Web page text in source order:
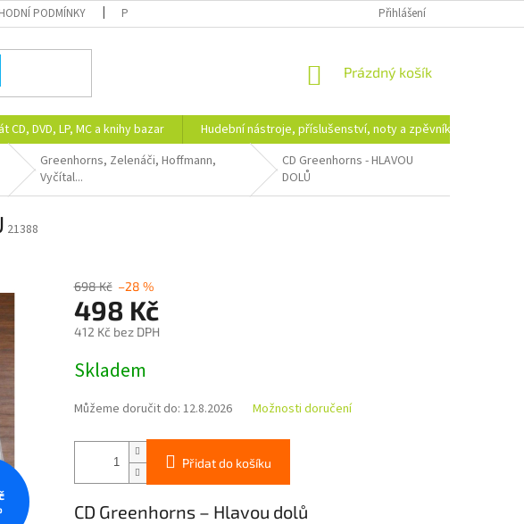
PODMÍNKY PODMÍNKY OCHRANY OSOBNÍCH ÚDAJŮ DOPRAVA A PLATBA
Přihlášení
NÁKUPNÍ
Prázdný košík
DVD, LP, MC a knihy bazar Hudební nástroje, příslušenství, noty a zpěvníky
Greenhorns, Zelenáči, Hoffmann,
Vyčítal...
CD Greenhorns - HLAVOU
DOLŮ
21388
698 Kč –28 %
498 Kč
412 Kč bez DPH
cena:
Skladem
Můžeme doručit do: 12.8.2026 Možnosti doručení
Přidat do košíku
CD Greenhorns – Hlavou dolů